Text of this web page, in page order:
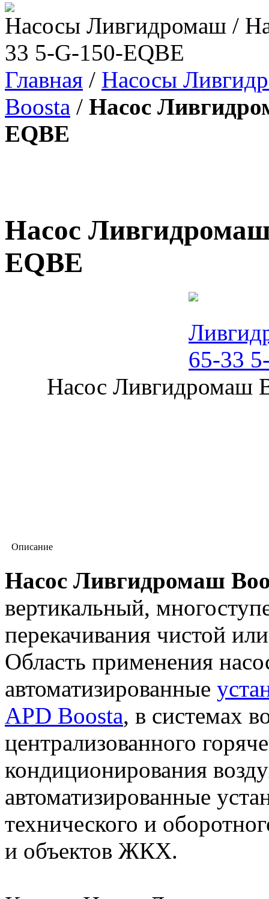
Насосы Ливгидромаш /
33 5-G-150-EQBE
Главная / Насосы
Boosta / Насос
EQBE
Насос
EQBE
Насос Ливгидромаш
Описание
Насос Ливгидромаш
вертикальный,
перекачивания чистой
Область применения
автоматизированные
APD Boosta, в системах
централизованного
кондиционирования
автоматизированные
технического и
и объектов ЖКХ.